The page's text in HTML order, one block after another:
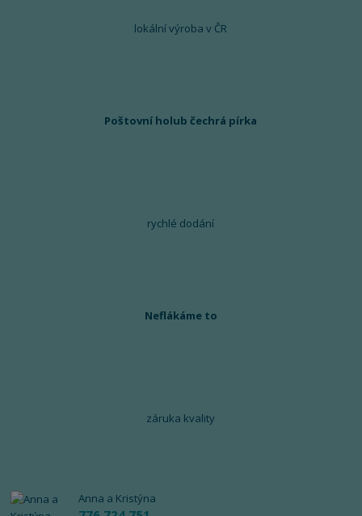
lokální výroba v ČR
Poštovní holub čechrá pírka
rychlé dodání
Neflákáme to
záruka kvality
Anna a Kristýna